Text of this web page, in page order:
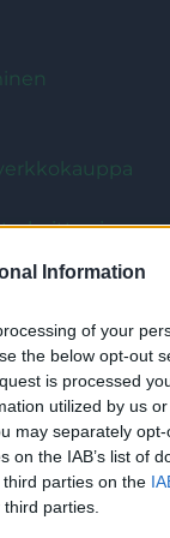
Information
of your
the below opt-out
is processed
utilized by us
may separately
the IAB’s list of
parties on the
parties.
ja
– mitä
yritys löytää